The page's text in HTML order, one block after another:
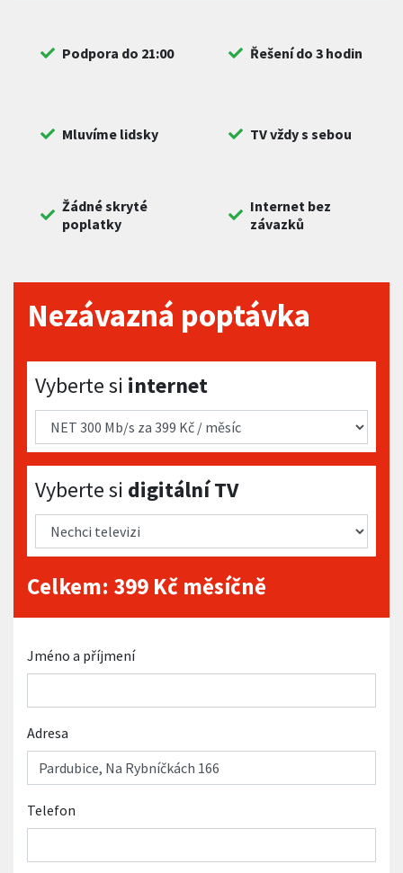
Podpora do 21:00 Řešení do 3 hodin
Mluvíme lidsky TV vždy s sebou
Žádné skryté
poplatky
Internet bez
závazků
Nezávazná poptávka
Vyberte si internet
Vyberte si internet
Vyberte si digitální TV
Vyberte si digitální TV
Celkem: 399 Kč měsíčně
Jméno a příjmení
Adresa
Telefon